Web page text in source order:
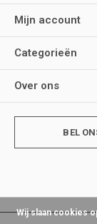
Mijn account
Categorieën
Over ons
BEL
Wij slaan cookies